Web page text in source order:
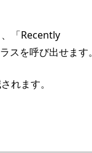
「Recently
を呼び出せます。
れます。